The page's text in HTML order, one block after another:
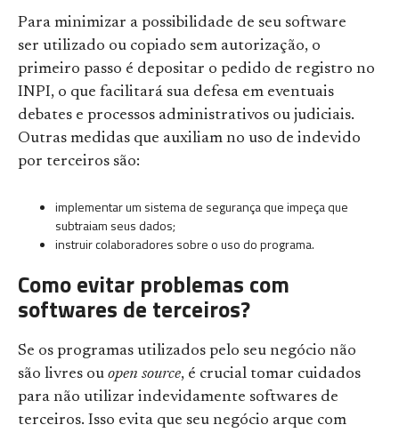
Para minimizar a possibilidade de seu software
ser utilizado ou copiado sem autorização, o
primeiro passo é depositar o pedido de registro no
INPI, o que facilitará sua defesa em eventuais
debates e processos administrativos ou judiciais.
Outras medidas que auxiliam no uso de indevido
por terceiros são:
implementar um sistema de segurança que impeça que
subtraiam seus dados;
instruir colaboradores sobre o uso do programa.
Como evitar problemas com
softwares de terceiros?
Se os programas utilizados pelo seu negócio não
são livres ou open source, é crucial tomar cuidados
para não utilizar indevidamente softwares de
terceiros. Isso evita que seu negócio arque com